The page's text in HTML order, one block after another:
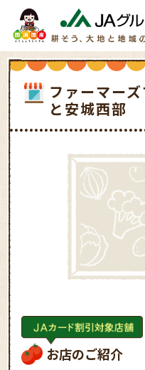
ファーマー
と安城西部
お店のご紹介